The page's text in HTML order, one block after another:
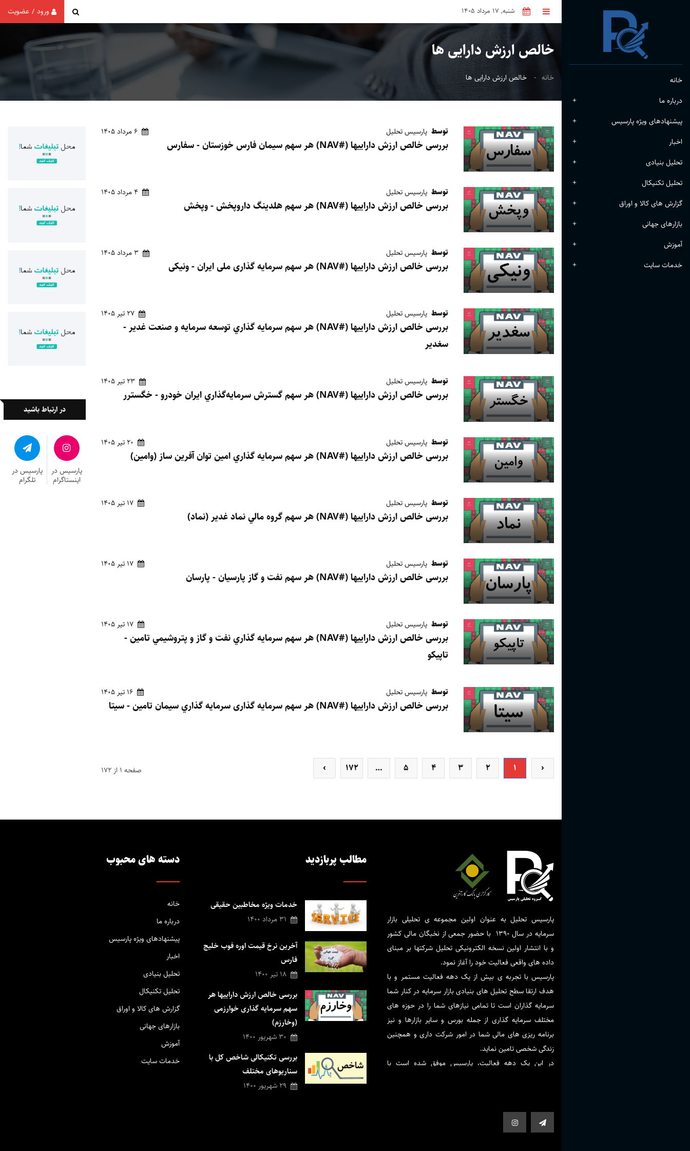
شنبه, 17 مرداد 1405 ورود / عضویت
خانه
درباره ما
+
پیشنهادهای ویژه پارسیس
+
اخبار
+
تحلیل بنیادی
+
تحلیل تکنیکال
+
گزارش های کالا و اوراق
+
بازارهای جهانی
+
آموزش
+
خدمات سایت
+
خالص ارزش دارایی ها
خانه خالص ارزش دارایی ها
توسط پارسیس تحلیل 6 مرداد 1405
بررسی خالص ارزش داراییها (#NAV) هر سهم سیمان فارس خوزستان - سفارس
توسط پارسیس تحلیل 4 مرداد 1405
بررسی خالص ارزش داراییها (#NAV) هر سهم هلدینگ داروپخش - وپخش
توسط پارسیس تحلیل 3 مرداد 1405
بررسی خالص ارزش داراییها (#NAV) هر سهم سرمایه گذاری ملی ایران - ونیکی
توسط پارسیس تحلیل 27 تیر 1405
بررسی خالص ارزش داراییها (#NAV) هر سهم سرمايه گذاري توسعه سرمايه و صنعت غدير -
سغدیر
توسط پارسیس تحلیل 23 تیر 1405
بررسی خالص ارزش داراییها (#NAV) هر سهم گسترش ‌سرمايه‌گذاري‌ ايران‌ خودرو - خگسترر
توسط پارسیس تحلیل 20 تیر 1405
بررسی خالص ارزش داراییها (#NAV) هر سهم سرمايه گذاري امين توان آفرين ساز (وامین)
توسط پارسیس تحلیل 17 تیر 1405
بررسی خالص ارزش داراییها (#NAV) هر سهم گروه مالي نماد غدير (نماد)
توسط پارسیس تحلیل 17 تیر 1405
بررسی خالص ارزش داراییها (#NAV) هر سهم نفت و گاز پارسیان - پارسان
توسط پارسیس تحلیل 17 تیر 1405
بررسی خالص ارزش داراییها (#NAV) هر سهم سرمايه گذاري نفت و گاز و پتروشيمي تامين -
تاپیکو
توسط پارسیس تحلیل 16 تیر 1405
بررسی خالص ارزش داراییها (#NAV) هر سهم سرمایه گذاری سرمايه گذاري سیمان تامين - سیتا
‹
1
2
3
4
5
…
172
› صفحه 1 از 172
در ارتباط باشید
پارسیس در
اینستاگرام
پارسیس در
تلگرام
پارسیس تحلیل به عنوان اولین مجموعه ی تحلیلی بازار
سرمایه در سال 1390 با حضور جمعی از نخبگان مالی کشور
و با انتشار اولین نسخه الکترونیکی تحلیل شرکتها بر مبنای
داده های واقعی فعالیت خود را آغاز نمود.
پارسیس با تجربه ی بیش از یک دهه فعالیت مستمر و با
هدف ارتقا سطح تحلیل های بنیادی بازار سرمایه در کنار شما
سرمایه گذاران است تا تمامی نیازهای شما را در حوزه های
مختلف سرمایه گذاری از جمله بورس و سایر بازارها و نیز
برنامه ریزی های مالی شما در امور شرکت داری و همچنین
زندگی شخصی تامین نماید.
در این یک دهه فعالیت، پارسیس موفق شده است با
زمینه فاندامنتال بردارد.
پارسیس تحلیل در کنار شماست تا برترین و قابل اتکاترین
مطالب پربازدید
خدمات ویژه مخاطبین حقیقی
31 مرداد 1400
آخرین نرخ قیمت اوره فوب خلیج
فارس
18 تیر 1400
بررسی خالص ارزش داراییها هر
سهم سرمایه گذاری خوارزمی
(وخارزم)
30 شهریور 1400
بررسی تکنیکالی شاخص کل با
سناریوهای مختلف
29 شهریور 1400
دسته های محبوب
خانه
درباره ما
پیشنهادهای ویژه پارسیس
اخبار
تحلیل بنیادی
تحلیل تکنیکال
گزارش های کالا و اوراق
بازارهای جهانی
آموزش
خدمات سایت